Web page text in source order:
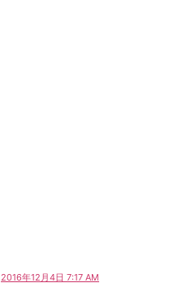
2016年12月4日 7:17 AM